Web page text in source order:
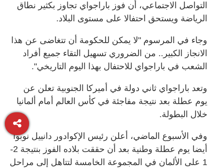
التواصل الاجتماعي، أن فوز باراجواي تجاوز بكثير نطاق
الرياضة ويستحق احتفالا على مستوى البلاد.
وجاء في ​المرسوم "لا يمكن للحكومة أن تتغاضى عن هذا
الانجاز الكبير.. من الضروري تسهيل التقاء جميع أفراد
الشعب في باراجواي للاحتفال بهذا اليوم التاريخي".
وتعد باراجواي ثاني دولة في أميركا الجنوبية تعلن عن
يوم عطلة بعد نتيجة مفاجئة في كأس العالم أمام ألمانيا
خلال البطولة.
وفي ‌الأسبوع الماضي، أعلن رئيس الإكوادور دانييل نوبوا
أيضا يوم عطلة ​وطنية بعد أن حققت بلاده الفوز بنتيجة 2-
1 على الألمان في المجموعة الخامسة لتتاهل إلى مراحل